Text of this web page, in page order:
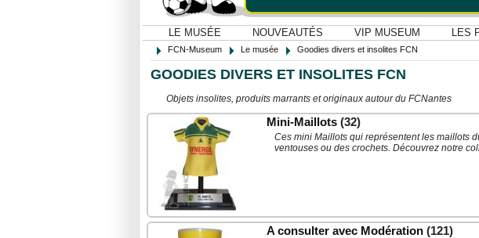
LE MUSÉE NOUVEAUTÉS VIP MUSEUM LES
FCN-Museum Le musée Goodies divers et insolites FCN
GOODIES DIVERS ET INSOLITES FCN
Objets insolites, produits marrants et originaux autour du FCNantes
Mini-Maillots (32)
Ces mini Maillots qui représentent les maillots
ventouses ou des crochets. Découvrez notre
A consulter avec Modération (121)